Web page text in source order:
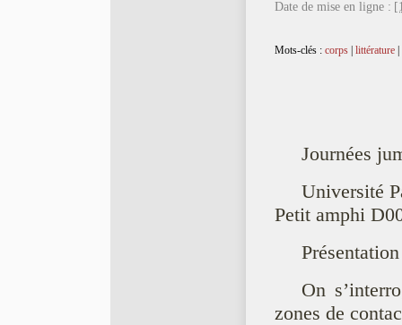
Date de mise en ligne :
Mots-clés : corps| littérature|
Journées
Université
Petit amphi
On
zones de